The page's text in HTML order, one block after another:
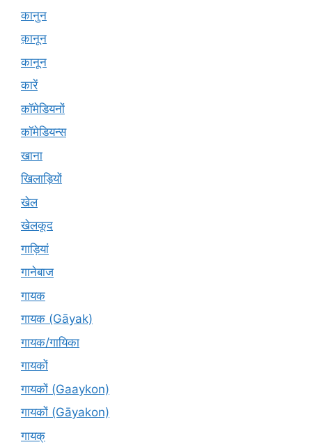
कानुन
क़ानून
कानून
कारें
कॉमेडियनों
कॉमेडियन्स
खाना
खिलाड़ियों
खेल
खेलकूद
गाड़ियां
गानेबाज
गायक
गायक (Gāyak)
गायक/गायिका
गायकों
गायकों (Gaaykon)
गायकों (Gāyakon)
गायक्